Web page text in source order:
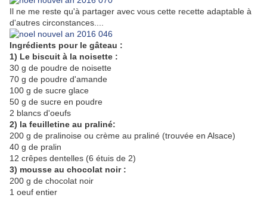
Il ne me reste qu'à partager avec vous cette recette adaptable à
d'autres circonstances....
Ingrédients pour le gâteau :
1) Le biscuit à la noisette :
30 g de poudre de noisette
70 g de poudre d'amande
100 g de sucre glace
50 g de sucre en poudre
2 blancs d'oeufs
2) la feuilletine au praliné:
200 g de pralinoise ou crème au praliné (trouvée en Alsace)
40 g de pralin
12 crêpes dentelles (6 étuis de 2)
3) mousse au chocolat noir :
200 g de chocolat noir
1 oeuf entier